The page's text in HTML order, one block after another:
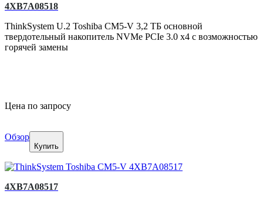
4XB7A08518
ThinkSystem U.2 Toshiba CM5-V 3,2 ТБ основной
твердотельный накопитель NVMe PCIe 3.0 x4 с возможностью
горячей замены
Цена по запросу
Обзор
Купить
4XB7A08517